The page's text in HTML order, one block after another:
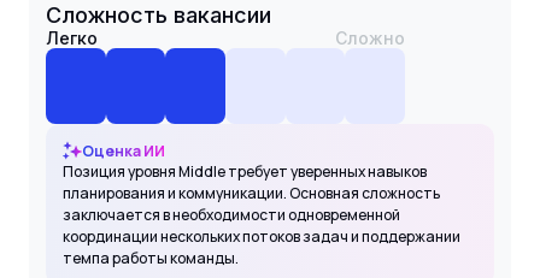
Сложность вакансии
Легко Сложно
Оценка ИИ
Позиция уровня Middle требует уверенных навыков
планирования и коммуникации. Основная сложность
заключается в необходимости одновременной
координации нескольких потоков задач и поддержании
темпа работы команды.